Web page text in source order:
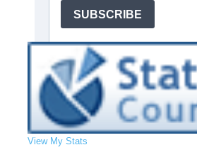
View My Stats